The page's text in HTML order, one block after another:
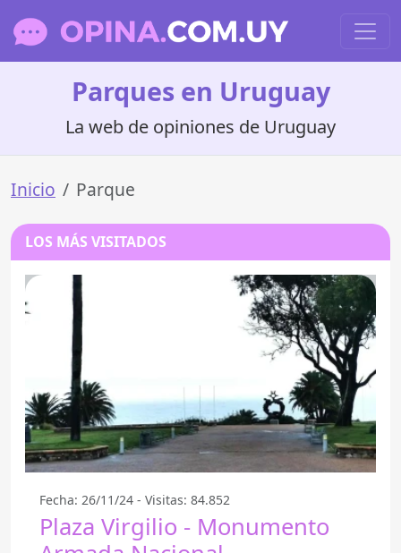
Parques en Uruguay
La web de opiniones de Uruguay
Inicio Parque
LOS MÁS VISITADOS
Fecha: 26/11/24 - Visitas: 84.852
Plaza Virgilio - Monumento